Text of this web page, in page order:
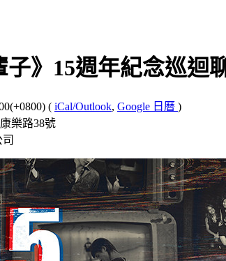
子》15週年紀念巡迴
( iCal/Outlook, Google 日曆 )
樂路38號